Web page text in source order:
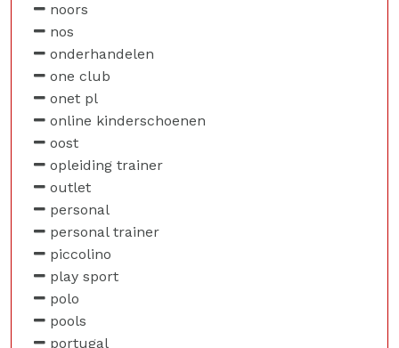
noors
nos
onderhandelen
one club
onet pl
online kinderschoenen
oost
opleiding trainer
outlet
personal
personal trainer
piccolino
play sport
polo
pools
portugal